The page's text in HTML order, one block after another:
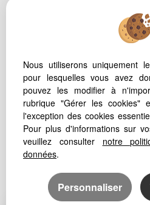
Politique de protection des données
Accès Propriétaire
Nous utiliserons uniquement
pour lesquelles vous avez
pouvez les modifier à
rubrique "Gérer les
l'exception des cookies
Pour plus d'informations sur
veuillez consulter notre
données.
Personnaliser